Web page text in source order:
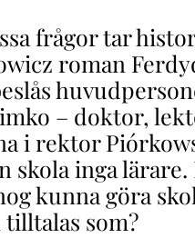
frågor tar
roman
– doktor,
i rektor
skola inga
kunna göra
tilltalas som?